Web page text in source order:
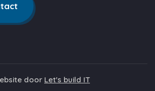
door Let's build IT